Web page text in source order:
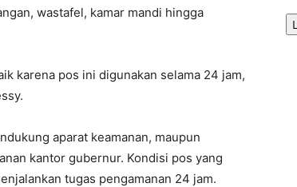
wastafel, kamar mandi hingga
karena pos ini digunakan selama 24 jam,
aparat keamanan, maupun
kantor gubernur. Kondisi pos yang
tugas pengamanan 24 jam.